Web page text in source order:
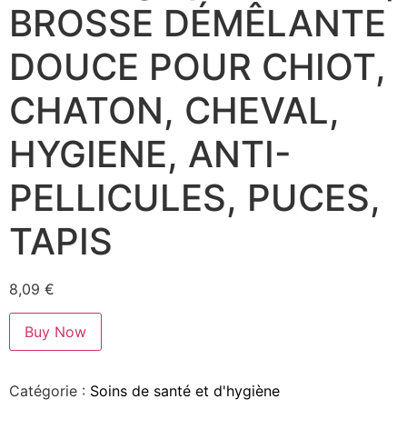
BROSSE DÉMÊLANTE
DOUCE POUR CHIOT,
CHATON, CHEVAL,
HYGIENE, ANTI-
PELLICULES, PUCES,
TAPIS
8,09 €
Buy Now
Catégorie : Soins de santé et d'hygiène